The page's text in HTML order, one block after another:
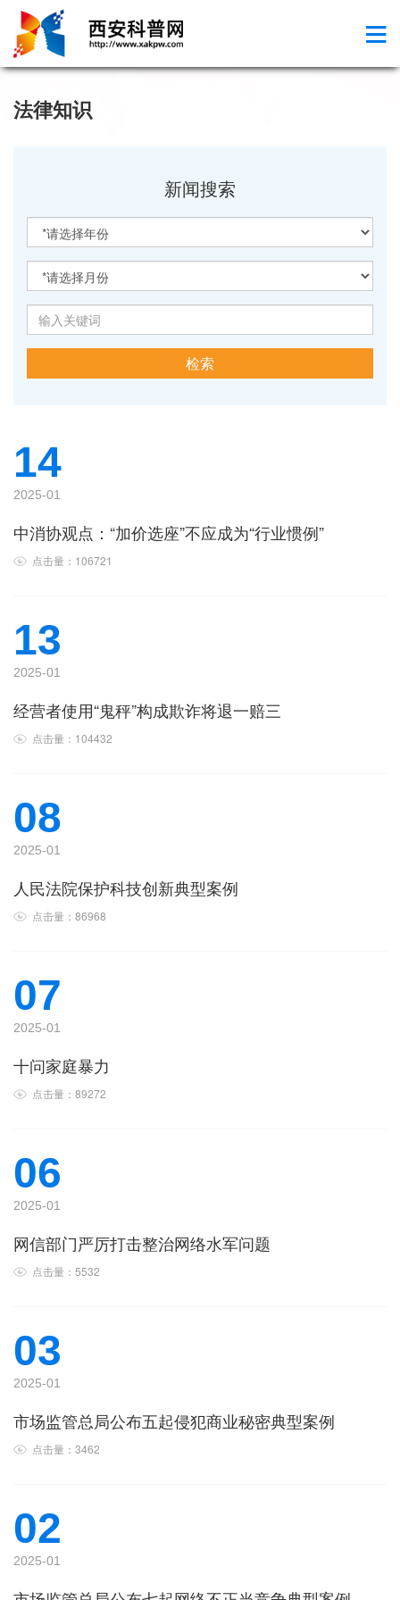
法律知识
新闻搜索
14
2025-01
中消协观点：“加价选座”不应成为“行业惯例”
点击量：106721
13
2025-01
经营者使用“鬼秤”构成欺诈将退一赔三
点击量：104432
08
2025-01
人民法院保护科技创新典型案例
点击量：86968
07
2025-01
十问家庭暴力
点击量：89272
06
2025-01
网信部门严厉打击整治网络水军问题
点击量：5532
03
2025-01
市场监管总局公布五起侵犯商业秘密典型案例
点击量：3462
02
2025-01